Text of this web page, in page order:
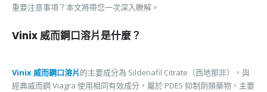
重要注意事項？本文將帶您一次深入瞭解。
Vinix 威而鋼口溶片是什麼？
Vinix 威而鋼口溶片的主要成分為 Sildenafil Citrate（西地那非），與
經典威而鋼 Viagra 使用相同有效成分，屬於 PDE5 抑制劑類藥物，主要